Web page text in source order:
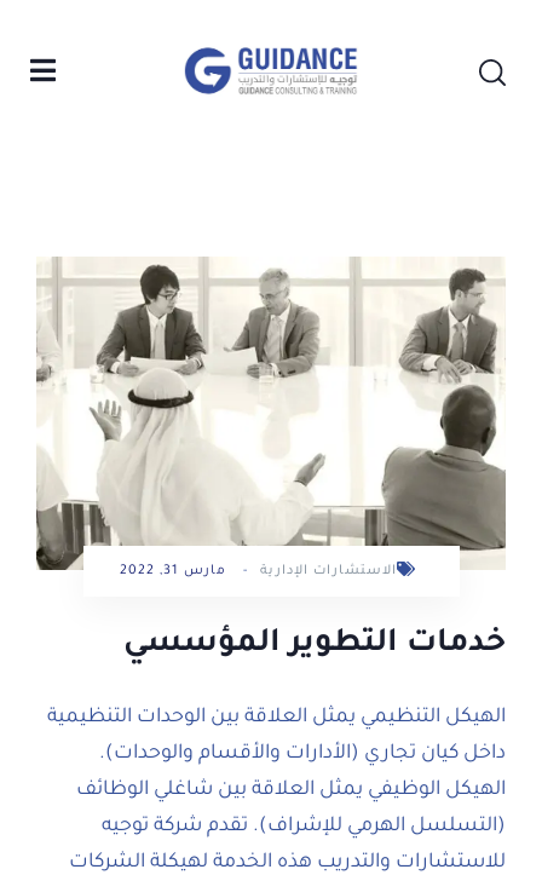
الاستشارات الإدارية - مارس 31, 2022
خدمات التطوير المؤسسي
الهيكل التنظيمي يمثل العلاقة بين الوحدات التنظيمية
داخل كيان تجاري (الأدارات والأقسام والوحدات).
الهيكل الوظيفي يمثل العلاقة بين شاغلي الوظائف
(التسلسل الهرمي للإشراف). تقدم شركة توجيه
للاستشارات والتدريب هذه الخدمة لهيكلة الشركات